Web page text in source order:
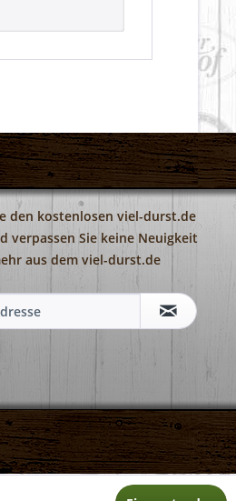
den kostenlosen viel-durst.de
verpassen Sie keine Neuigkeit
aus dem viel-durst.de